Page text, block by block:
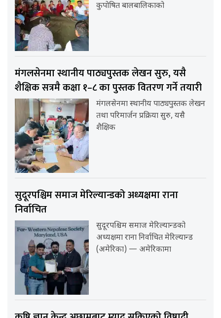
कुपोषित बालबालिकाको
मंगलसेनमा स्थानीय पाठ्यपुस्तक लेखन सुरु, यसै
शैक्षिक सत्रमै कक्षा १–८ का पुस्तक वितरण गर्ने तयारी
मंगलसेनमा स्थानीय पाठ्यपुस्तक लेखन
तथा परिमार्जन प्रक्रिया सुरु, यसै
शैक्षिक
सुदूरपश्चिम समाज मेरिल्यान्डको अध्यक्षमा राना
निर्वाचित
सुदूरपश्चिम समाज मेरिल्यान्डको
अध्यक्षमा राना निर्वाचित मेरिल्यान्ड
(अमेरिका) — अमेरिकामा